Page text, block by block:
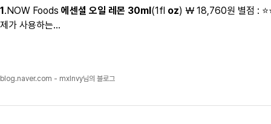
1.NOW Foods 에센셜 오일 레몬 30ml(1fl oz) ￦ 18,760원 별점 :
제가 사용하는...
blog.naver.com - mxlnvy님의 블로그